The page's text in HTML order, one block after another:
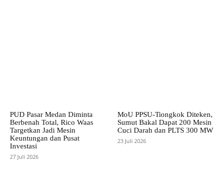
PUD Pasar Medan Diminta
Berbenah Total, Rico Waas
Targetkan Jadi Mesin
Keuntungan dan Pusat
Investasi
27 Juli 2026
MoU PPSU-Tiongkok Diteken,
Sumut Bakal Dapat 200 Mesin
Cuci Darah dan PLTS 300 MW
23 Juli 2026